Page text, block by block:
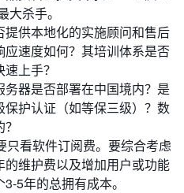
杀手。
提供本地化的实施顾问和售后
速度如何？其培训体系是否
上手？
务器是否部署在中国境内？是
护认证（如等保三级）？数
只看软件订阅费。要综合考虑
维护费以及增加用户或功能
5年的总拥有成本。